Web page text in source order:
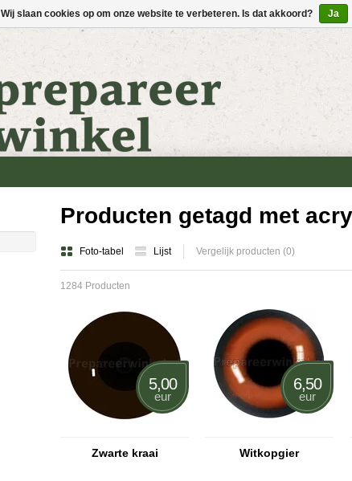
Producten getagd met
Foto-tabel Lijst Vergelijk producten (0)
1284 Producten
5,00
eur
Zwarte kraai
6,50
eur
Witkopgier
Wij slaan cookies op om onze website te verbeteren. Is dat akkoord? Ja